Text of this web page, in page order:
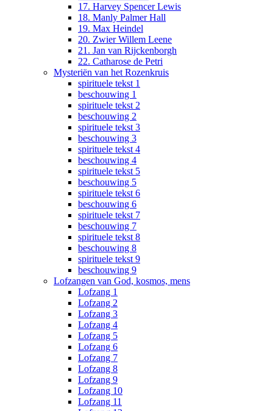
17. Harvey Spencer Lewis
18. Manly Palmer Hall
19. Max Heindel
20. Zwier Willem Leene
21. Jan van Rijckenborgh
22. Catharose de Petri
Mysteriën van het Rozenkruis
spirituele tekst 1
beschouwing 1
spirituele tekst 2
beschouwing 2
spirituele tekst 3
beschouwing 3
spirituele tekst 4
beschouwing 4
spirituele tekst 5
beschouwing 5
spirituele tekst 6
beschouwing 6
spirituele tekst 7
beschouwing 7
spirituele tekst 8
beschouwing 8
spirituele tekst 9
beschouwing 9
Lofzangen van God, kosmos, mens
Lofzang 1
Lofzang 2
Lofzang 3
Lofzang 4
Lofzang 5
Lofzang 6
Lofzang 7
Lofzang 8
Lofzang 9
Lofzang 10
Lofzang 11